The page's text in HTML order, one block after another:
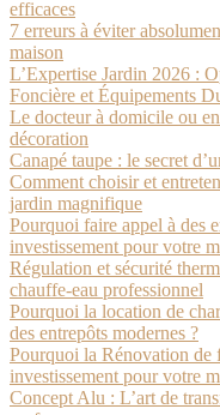
efficaces
7 erreurs à éviter
maison
L’Expertise Jardin 2026 :
Foncière et Équipements
Le docteur à domicile ou
décoration
Canapé taupe : le secret
Comment choisir et
jardin magnifique
Pourquoi faire appel à des
investissement pour votre
Régulation et sécurité
chauffe-eau professionnel
Pourquoi la location de
des entrepôts modernes ?
Pourquoi la Rénovation de
investissement pour votre
Concept Alu : L’art de